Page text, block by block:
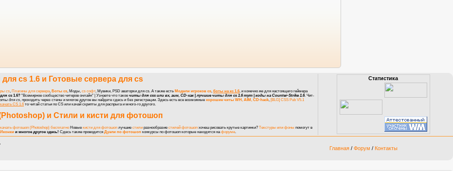
cs 1.6 и Готовые сервера для cs
cs Плагины для сервера Боты cs , Моды, cs софт, Мувики, PSD аваторки для cs. А также есть Модели игроков cs боты на кс 1.6 , и конечно же для настоящего геймера
cs 1.6? "Всемирное сообщество читеров онлайн" | Узнаете что такое читы для css или вх, аим, CD-хак | лучшие читы для cs 1.6 тут | коды на Counter-Strike 1.6. Чит-
для cs , проходить через стены и многое другое вы найдете сдесь и без регестрации. Здесь есть все возможные хорошие читы WH, AIM, CD-hack [BLG] CSS Pub V5.1
CS 1.6 то читай статьи по CS или качай скрипты для распрыга и много-го другого.
и Стили и кисти для фотошоп
фотошоп (Photoshop) бесплатно Новые кисти для фотошоп лучшие стили разнообразие стилей фотошоп хочеш рисовать крутые картинки?Текстуры или фоны помогут в
Иконки и многое другое здесь! Сдесь также проводится Дуэли по фотошоп конкурсы по фотошоп которые находятся нафоруме.
Статистика
Главная / Форум / Контакты